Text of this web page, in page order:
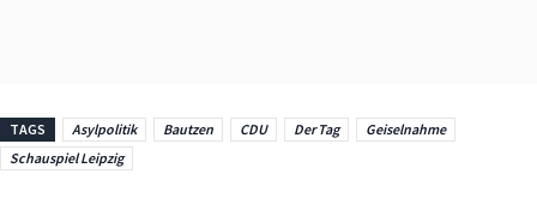
TAGS Asylpolitik Bautzen CDU Der Tag
Geiselnahme
Schauspiel Leipzig